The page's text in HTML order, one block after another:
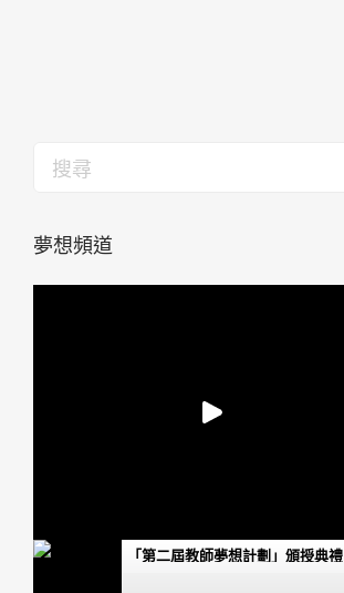
夢想頻道
「第二屆教師夢想計劃」頒授典禮